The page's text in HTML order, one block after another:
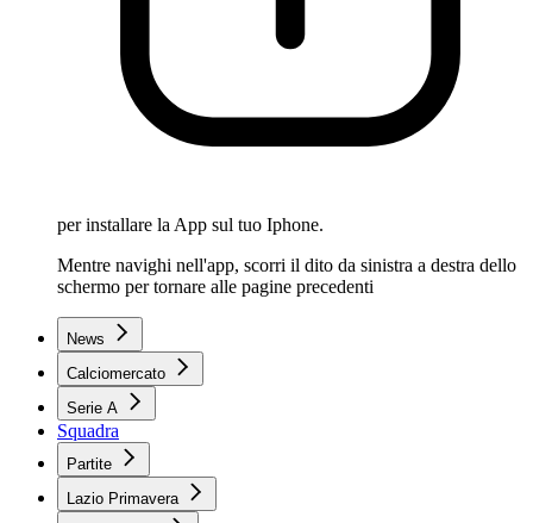
per installare la App sul tuo Iphone.
Mentre navighi nell'app, scorri il dito da sinistra a destra dello
schermo per tornare alle pagine precedenti
News
Calciomercato
Serie A
Squadra
Partite
Lazio Primavera